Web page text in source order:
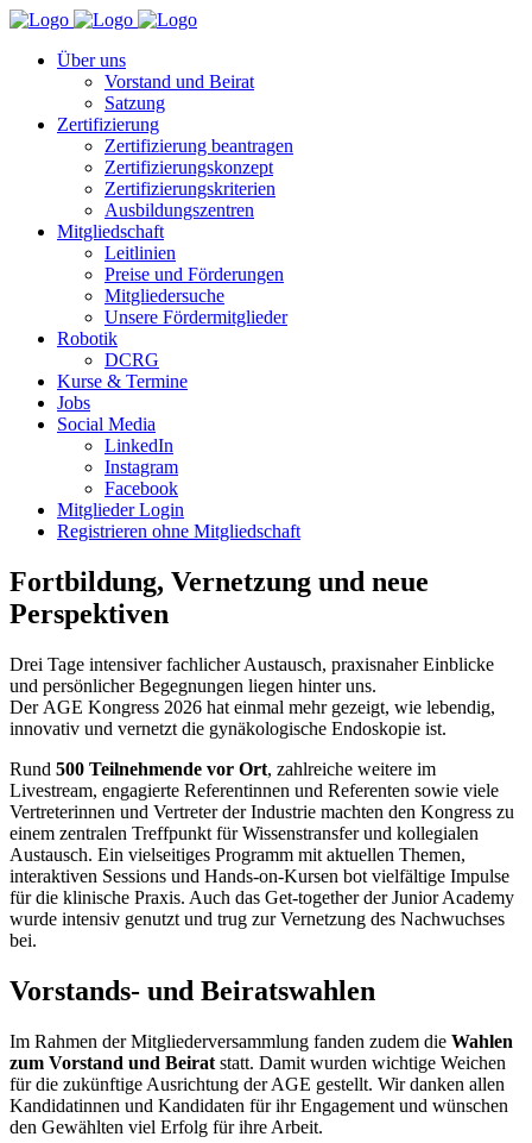
Über uns
Vorstand und Beirat
Satzung
Zertifizierung
Zertifizierung beantragen
Zertifizierungskonzept
Zertifizierungskriterien
Ausbildungszentren
Mitgliedschaft
Leitlinien
Preise und Förderungen
Mitgliedersuche
Unsere Fördermitglieder
Robotik
DCRG
Kurse & Termine
Jobs
Social Media
LinkedIn
Instagram
Facebook
Mitglieder Login
Registrieren ohne Mitgliedschaft
Fortbildung, Vernetzung und neue
Perspektiven
Drei Tage intensiver fachlicher Austausch, praxisnaher Einblicke
und persönlicher Begegnungen liegen hinter uns.
Der AGE Kongress 2026 hat einmal mehr gezeigt, wie lebendig,
innovativ und vernetzt die gynäkologische Endoskopie ist.
Rund 500 Teilnehmende vor Ort, zahlreiche weitere im
Livestream, engagierte Referentinnen und Referenten sowie viele
Vertreterinnen und Vertreter der Industrie machten den Kongress zu
einem zentralen Treffpunkt für Wissenstransfer und kollegialen
Austausch. Ein vielseitiges Programm mit aktuellen Themen,
interaktiven Sessions und Hands-on-Kursen bot vielfältige Impulse
für die klinische Praxis. Auch das Get-together der Junior Academy
wurde intensiv genutzt und trug zur Vernetzung des Nachwuchses
bei.
Vorstands- und Beiratswahlen
Im Rahmen der Mitgliederversammlung fanden zudem die Wahlen
zum Vorstand und Beirat statt. Damit wurden wichtige Weichen
für die zukünftige Ausrichtung der AGE gestellt. Wir danken allen
Kandidatinnen und Kandidaten für ihr Engagement und wünschen
den Gewählten viel Erfolg für ihre Arbeit.